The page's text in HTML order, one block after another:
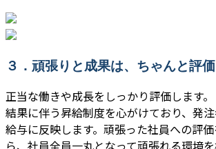
３．頑張りと成果は、ちゃんと評価
正当な働きや成長をしっかり評価します。
結果に伴う昇給制度を心がけており、発
給与に反映します。頑張った社員への評